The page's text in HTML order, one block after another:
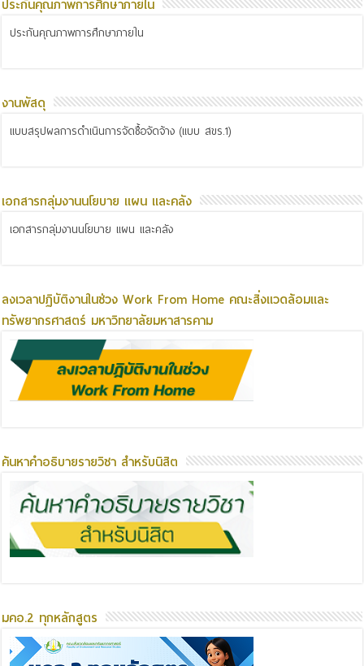
ประกันคุณภาพการศึกษาภายใน
ประกันคุณภาพการศึกษาภายใน
งานพัสดุ
แบบสรุปผลการดำเนินการจัดซื้อจัดจ้าง (แบบ สขร.1)
เอกสารกลุ่มงานนโยบาย แผน และคลัง
เอกสารกลุ่มงานนโยบาย แผน และคลัง
ลงเวลาปฏิบัติงานในช่วง Work From Home คณะสิ่งแวดล้อมและ
ทรัพยากรศาสตร์ มหาวิทยาลัยมหาสารคาม
ค้นหาคำอธิบายรายวิชา สำหรับนิสิต
มคอ.2 ทุกหลักสูตร